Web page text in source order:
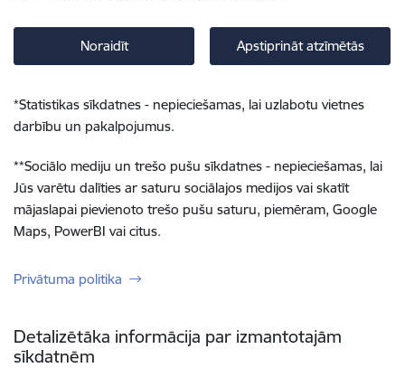
Noraidīt Apstiprināt atzīmētās
*Statistikas sīkdatnes - nepieciešamas, lai uzlabotu vietnes
darbību un pakalpojumus.
**Sociālo mediju un trešo pušu sīkdatnes - nepieciešamas, lai
Jūs varētu dalīties ar saturu sociālajos medijos vai skatīt
mājaslapai pievienoto trešo pušu saturu, piemēram, Google
Maps, PowerBI vai citus.
Privātuma politika
Detalizētāka informācija par izmantotajām
sīkdatnēm